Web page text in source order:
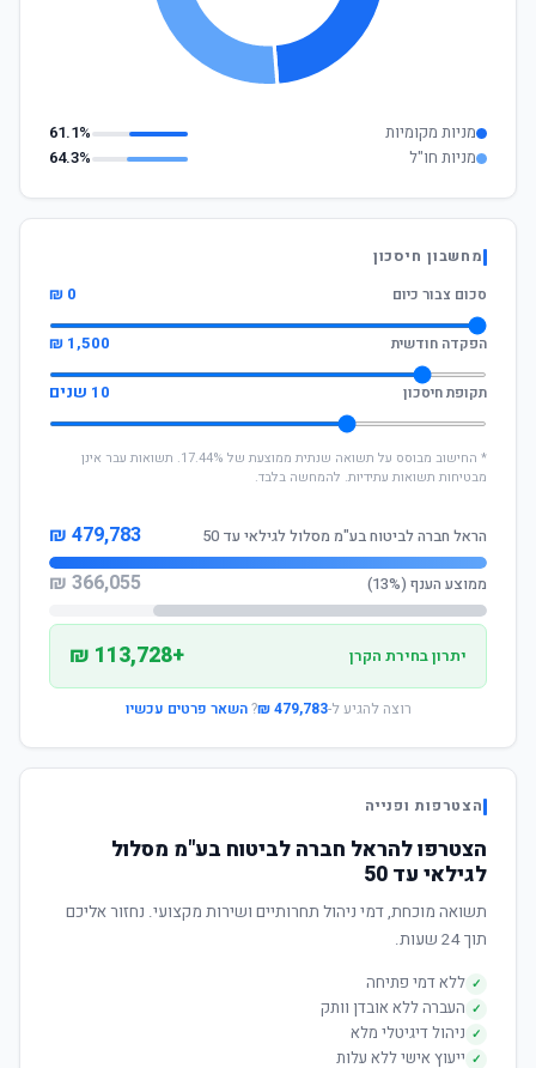
מניות מקומיות
61.1%
מניות חו"ל
64.3%
מחשבון חיסכון
סכום צבור כיום
0 ₪
הפקדה חודשית 1,500 ₪
תקופת חיסכון 10 שנים
* החישוב מבוסס על תשואה שנתית ממוצעת של 17.44%. תשואות עבר אינן
מבטיחות תשואות עתידיות. להמחשה בלבד.
הראל חברה לביטוח בע"מ מסלול לגילאי עד 50 479,783 ₪
ממוצע הענף (13%) 366,055 ₪
יתרון בחירת הקרן +113,728 ₪
רוצה להגיע ל-479,783 ₪
?השאר פרטים עכשיו
הצטרפות ופנייה
הצטרפו להראל חברה לביטוח בע"מ מסלול
לגילאי עד 50
תשואה מוכחת, דמי ניהול תחרותיים ושירות מקצועי. נחזור אליכם
תוך 24 שעות.
✓ ללא דמי פתיחה
✓ העברה ללא אובדן וותק
✓ ניהול דיגיטלי מלא
✓ ייעוץ אישי ללא עלות